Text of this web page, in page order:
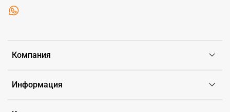
Компания
Информация